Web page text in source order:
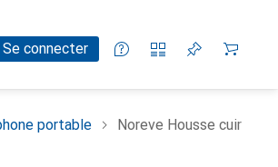
client
Se connecter
comparaison
portable Noreve Housse cuir